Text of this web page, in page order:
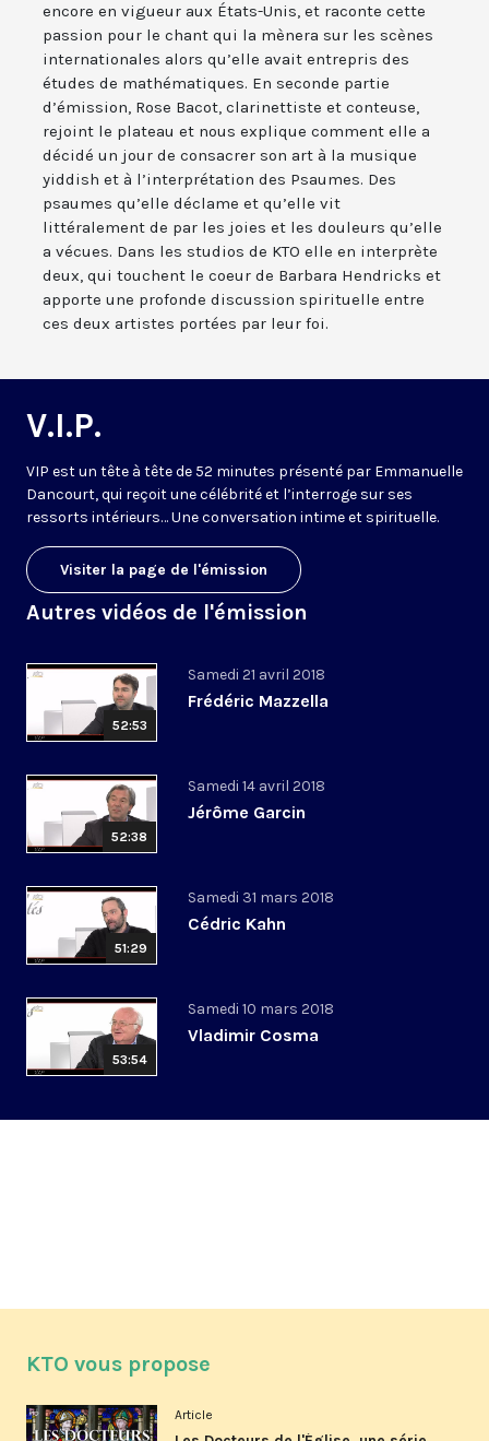
encore en vigueur aux États-Unis, et raconte cette
passion pour le chant qui la mènera sur les scènes
internationales alors qu’elle avait entrepris des
études de mathématiques. En seconde partie
d’émission, Rose Bacot, clarinettiste et conteuse,
rejoint le plateau et nous explique comment elle a
décidé un jour de consacrer son art à la musique
yiddish et à l’interprétation des Psaumes. Des
psaumes qu’elle déclame et qu’elle vit
littéralement de par les joies et les douleurs qu’elle
a vécues. Dans les studios de KTO elle en interprète
deux, qui touchent le coeur de Barbara Hendricks et
apporte une profonde discussion spirituelle entre
ces deux artistes portées par leur foi.
V.I.P.
VIP est un tête à tête de 52 minutes présenté par Emmanuelle
Dancourt, qui reçoit une célébrité et l’interroge sur ses
ressorts intérieurs… Une conversation intime et spirituelle.
Visiter la page de l'émission
Autres vidéos de l'émission
52:53
Samedi 21 avril 2018
Frédéric Mazzella
52:38
Samedi 14 avril 2018
Jérôme Garcin
51:29
Samedi 31 mars 2018
Cédric Kahn
53:54
Samedi 10 mars 2018
Vladimir Cosma
KTO vous propose
Article